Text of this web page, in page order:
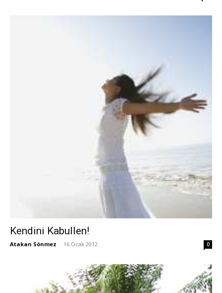
Kendini Kabullen!
Atakan Sönmez - 16 Ocak 2012 0